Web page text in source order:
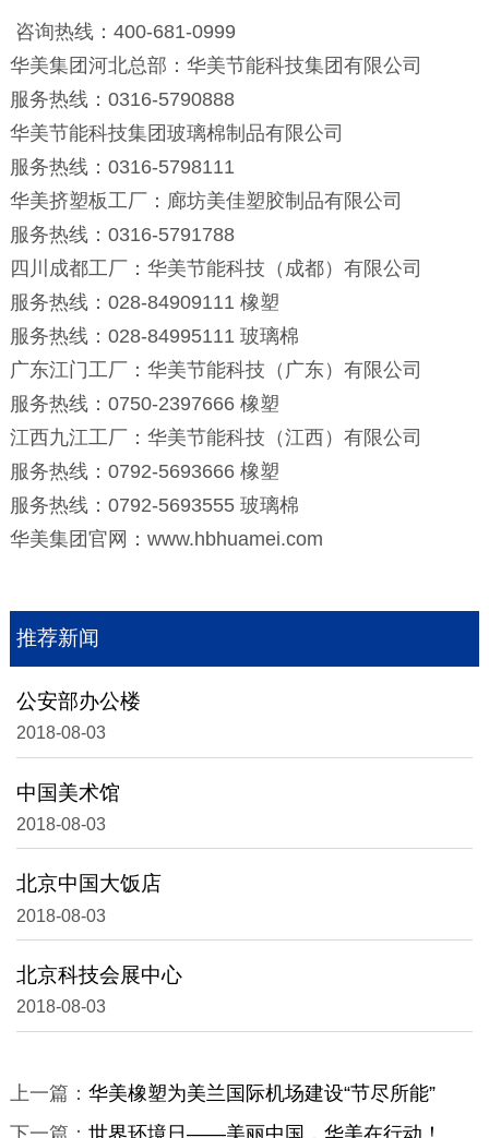
咨询热线：400-681-0999
华美集团河北总部：华美节能科技集团有限公司
服务热线：0316-5790888
华美节能科技集团玻璃棉制品有限公司
服务热线：0316-5798111
华美挤塑板工厂：廊坊美佳塑胶制品有限公司
服务热线：0316-5791788
四川成都工厂：华美节能科技（成都）有限公司
服务热线：028-84909111 橡塑
服务热线：028-84995111 玻璃棉
广东江门工厂：华美节能科技（广东）有限公司
服务热线：0750-2397666 橡塑
江西九江工厂：华美节能科技（江西）有限公司
服务热线：0792-5693666 橡塑
服务热线：0792-5693555 玻璃棉
华美集团官网：www.hbhuamei.com
推荐新闻
公安部办公楼
2018-08-03
中国美术馆
2018-08-03
北京中国大饭店
2018-08-03
北京科技会展中心
2018-08-03
上一篇： 华美橡塑为美兰国际机场建设“节尽所能”
下一篇： 世界环境日——美丽中国，华美在行动！